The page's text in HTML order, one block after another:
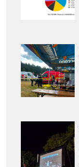
Adaugă
aici textul
pentru
subtitlu
aici textul
pentru
subtitlu